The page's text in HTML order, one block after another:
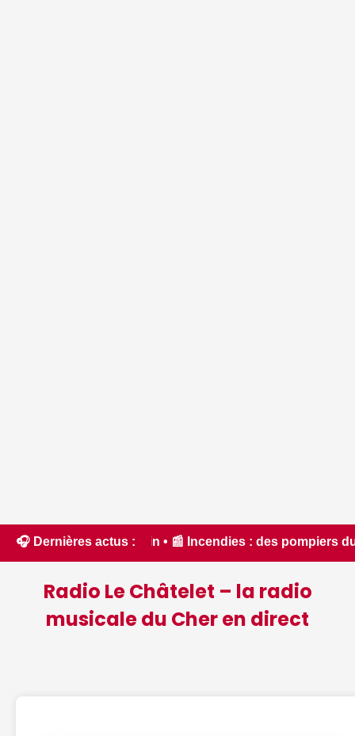
🎧 Dernières actus :
📰 Incendies : des pompiers du Cher et de
Radio Le Châtelet – la radio
musicale du Cher en direct